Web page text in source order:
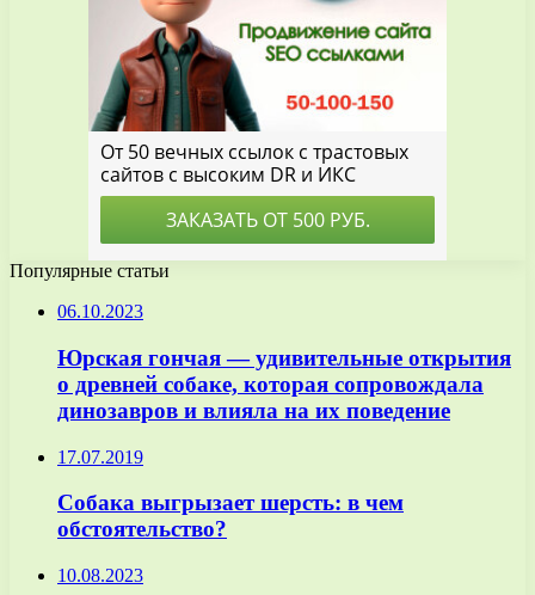
Популярные статьи
06.10.2023
Юрская гончая — удивительные открытия
о древней собаке, которая сопровождала
динозавров и влияла на их поведение
17.07.2019
Собака выгрызает шерсть: в чем
обстоятельство?
10.08.2023